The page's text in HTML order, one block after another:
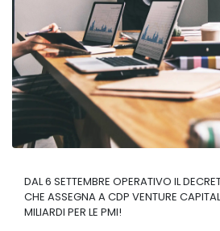
DAL 6 SETTEMBRE OPERATIVO IL
CHE ASSEGNA A CDP VENTURE
MILIARDI PER LE PMI!